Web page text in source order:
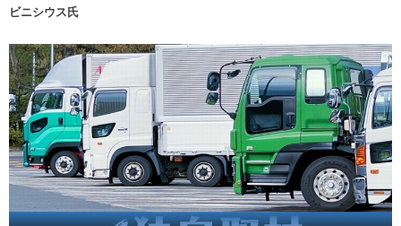
ビニシウス氏